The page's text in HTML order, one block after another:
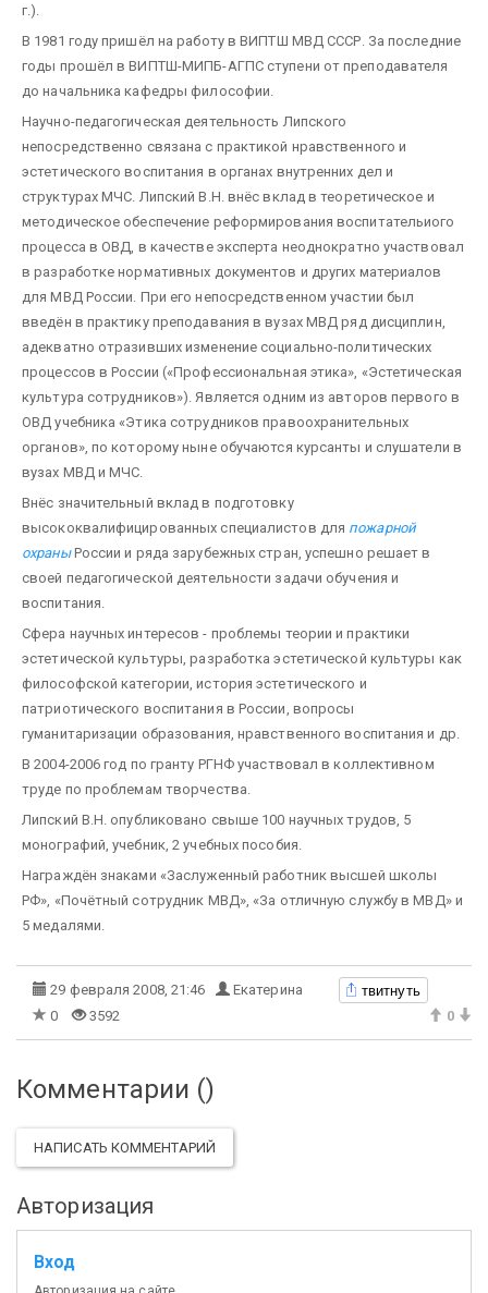
г.).
В 1981 году пришёл на работу в ВИПТШ МВД СССР. За последние
годы прошёл в ВИПТШ-МИПБ-АГПС ступени от преподавателя
до начальника кафедры философии.
Научно-педагогическая деятельность Липского
непосредственно связана с практикой нравственного и
эстетического воспитания в органах внутренних дел и
структурах МЧС. Липский В.Н. внёс вклад в теоретическое и
методическое обеспечение реформирования воспитательиого
процесса в ОВД, в качестве эксперта неоднократно участвовал
в разра­ботке нормативных документов и других материалов
для МВД России. При его непосредственном участии был
введён в практику преподавания в вузах МВД ряд дисциплин,
адекватно отразивших изменение со­циально-политических
процессов в России («Профессиональная этика», «Эстетическая
культура со­трудников»). Является одним из авторов первого в
ОВД учебника «Этика сотрудников правоохрани­тельных
органов», по которому ныне обучаются курсанты и слушатели в
вузах МВД и МЧС.
Внёс значительный вклад в подготовку
высококвалифицированных специалистов для пожарной
охраныРоссии и ряда зарубежных стран, успешно решает в
своей педагогической деятельности задачи обучения и
воспитания.
Сфера научных интересов - проблемы теории и практики
эстетической культуры, разработка эстети­ческой культуры как
философской категории, история эстетического и
патриотического воспитания в России, вопросы
гуманитаризации образования, нравственного воспитания и др.
В 2004-2006 год по гранту РГНФ участвовал в коллективном
труде по проблемам творчества.
Липский В.Н. опубликовано свыше 100 научных трудов, 5
монографий, учебник, 2 учебных пособия.
Награждён знаками «Заслуженный работник высшей школы
РФ», «Почётный сотрудник МВД», «За отлич­ную службу в МВД» и
5 медалями.
29 февраля 2008, 21:46 Екатерина твитнуть
0 3592 0
Комментарии ()
НАПИСАТЬ КОММЕНТАРИЙ
Авторизация
Вход